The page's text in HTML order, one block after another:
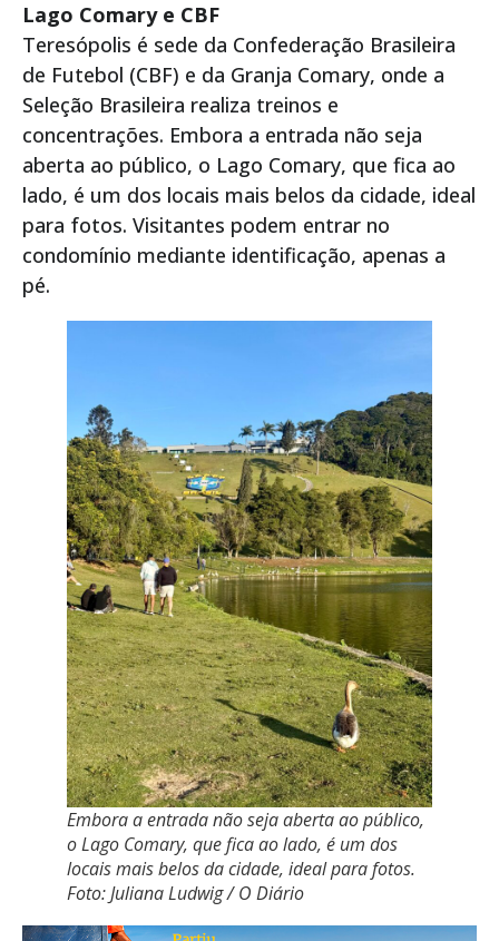
Lago Comary e CBF
Teresópolis é sede da Confederação Brasileira
de Futebol (CBF) e da Granja Comary, onde a
Seleção Brasileira realiza treinos e
concentrações. Embora a entrada não seja
aberta ao público, o Lago Comary, que fica ao
lado, é um dos locais mais belos da cidade, ideal
para fotos. Visitantes podem entrar no
condomínio mediante identificação, apenas a
pé.
Embora a entrada não seja aberta ao público,
o Lago Comary, que fica ao lado, é um dos
locais mais belos da cidade, ideal para fotos.
Foto: Juliana Ludwig / O Diário